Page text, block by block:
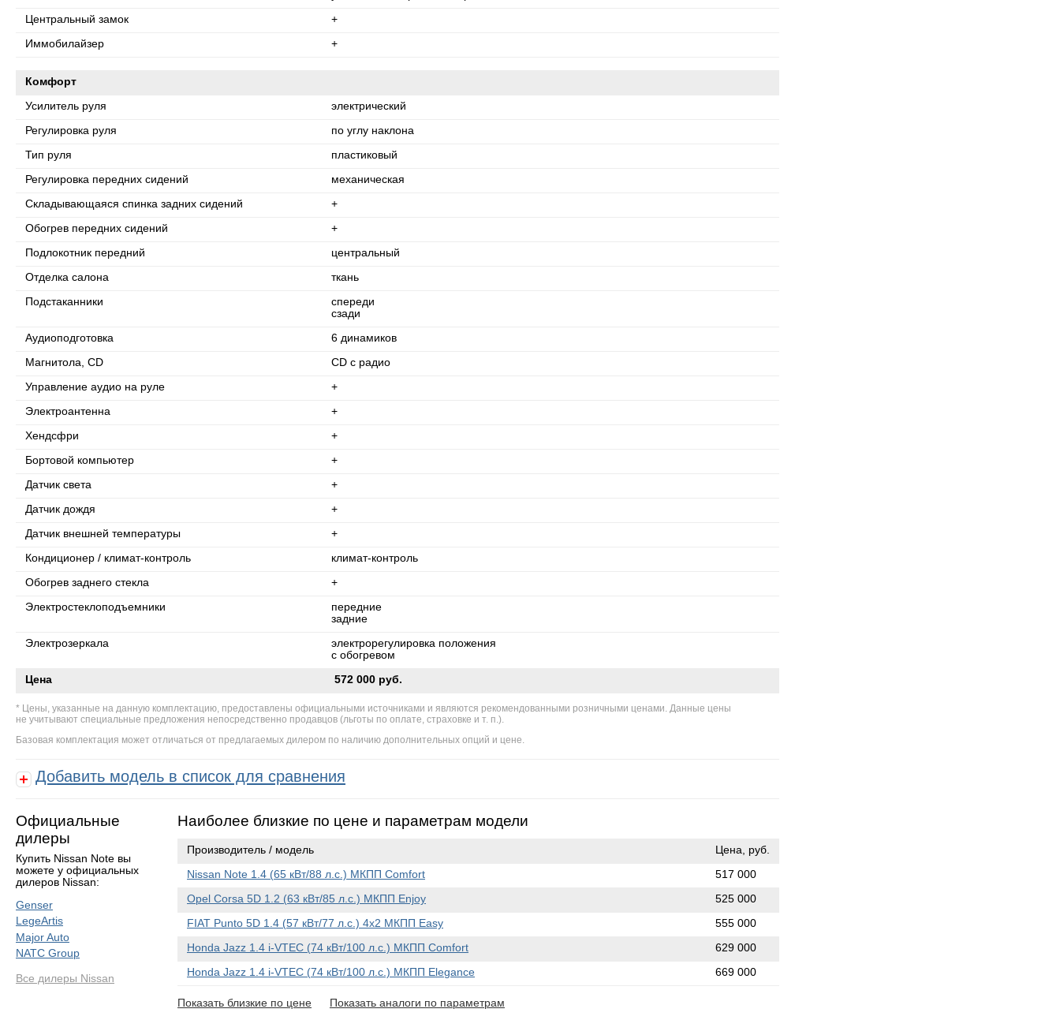
Центральный замок +
Иммобилайзер +
Комфорт
Усилитель руля электрический
Регулировка руля по углу наклона
Тип руля пластиковый
Регулировка передних сидений механическая
Складывающаяся спинка задних сидений +
Обогрев передних сидений +
Подлокотник передний центральный
Отделка салона ткань
Подстаканники
спереди
сзади
Аудиоподготовка 6 динамиков
Магнитола, CD CD с радио
Управление аудио на руле +
Электроантенна +
Хендсфри +
Бортовой компьютер +
Датчик света +
Датчик дождя +
Датчик внешней температуры +
Кондиционер / климат-контроль климат-контроль
Обогрев заднего стекла +
Электростеклоподъемники
передние
задние
Электрозеркала
электрорегулировка положения
с обогревом
Цена 572 000 руб.
Цены, указанные на данную комплектацию, предоставлены официальными источниками и являются рекомендованными розничными ценами. Данные цены
не учитывают специальные предложения непосредственно продавцов (льготы по оплате, страховке и т. п.).
Базовая комплектация может отличаться от предлагаемых дилером по наличию дополнительных опций и цене.
Добавить модель в список для сравнения
Официальные
дилеры
Купить Nissan Note вы
можете у официальных
дилеров Nissan:
Genser
LegeArtis
Major Auto
NATC Group
Все дилеры Nissan
Наиболее близкие по цене и параметрам модели
Производитель / модель Цена, руб.
Nissan Note 1.4 (65 кВт/88 л.с.) МКПП Comfort 517 000
Opel Corsa 5D 1.2 (63 кВт/85 л.с.) МКПП Enjoy 525 000
FIAT Punto 5D 1.4 (57 кВт/77 л.с.) 4x2 МКПП Easy 555 000
Honda Jazz 1.4 i-VTEC (74 кВт/100 л.с.) МКПП Comfort 629 000
Honda Jazz 1.4 i-VTEC (74 кВт/100 л.с.) МКПП Elegance 669 000
Показать близкие по цене Показать аналоги по параметрам